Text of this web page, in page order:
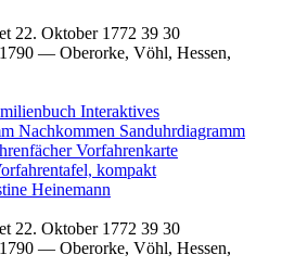
22. Oktober 1772 39 30
— Oberorke, Vöhl, Hessen,
Interaktives
Nachkommen Sanduhrdiagramm
Vorfahrenkarte
kompakt
Heinemann
22. Oktober 1772 39 30
— Oberorke, Vöhl, Hessen,